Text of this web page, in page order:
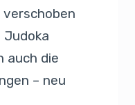
verschoben
Judoka
auch die
– neu